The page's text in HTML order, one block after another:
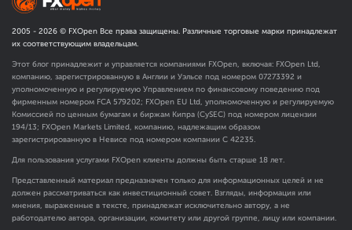
2005 - 2026 © FXOpen Все права защищены. Различные торговые марки принадлежат
их соответствующим владельцам.
Этот блог принадлежит и управляется компаниями FXOpen, включая: FXOpen Ltd,
компанию, зарегистрированную в Англии и Уэльсе под номером 07273392 и
уполномоченную и регулируемую Управлением по финансовому поведению под
фирменным номером FCA 579202; FXOpen EU Ltd, уполномоченную и регулируемую
Комиссией по ценным бумагам и биржам Кипра (CySEC) под номером лицензии
194/13; FXOpen Markets Limited, компанию, надлежащим образом
зарегистрированную в Невисе под номером компании C 42235.
Для пользования услугами FXOpen клиенты должны быть старше 18 лет.
Представленный материал предназначен только для информационных целей и не
должен рассматриваться как инвестиционный совет. Взгляды, информация или
мнения, выраженные в тексте, принадлежат исключительно автору, а не
работодателю автора, организации, комитету или другой группе, лицу или компании.